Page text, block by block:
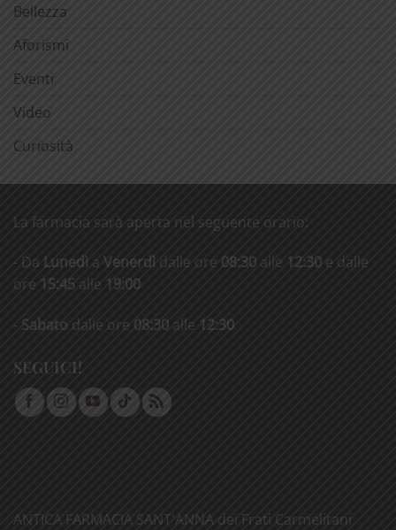
Bellezza
Aforismi
Eventi
Video
Curiosità
La farmacia sarà aperta nel seguente orario:
- Da Lunedì a Venerdì dalle ore 08:30 alle 12:30 e dalle
ore 15:45 alle 19:00
- Sabato dalle ore 08:30 alle 12:30
SEGUICI!
ANTICA FARMACIA SANT'ANNA dei Frati Carmelitani